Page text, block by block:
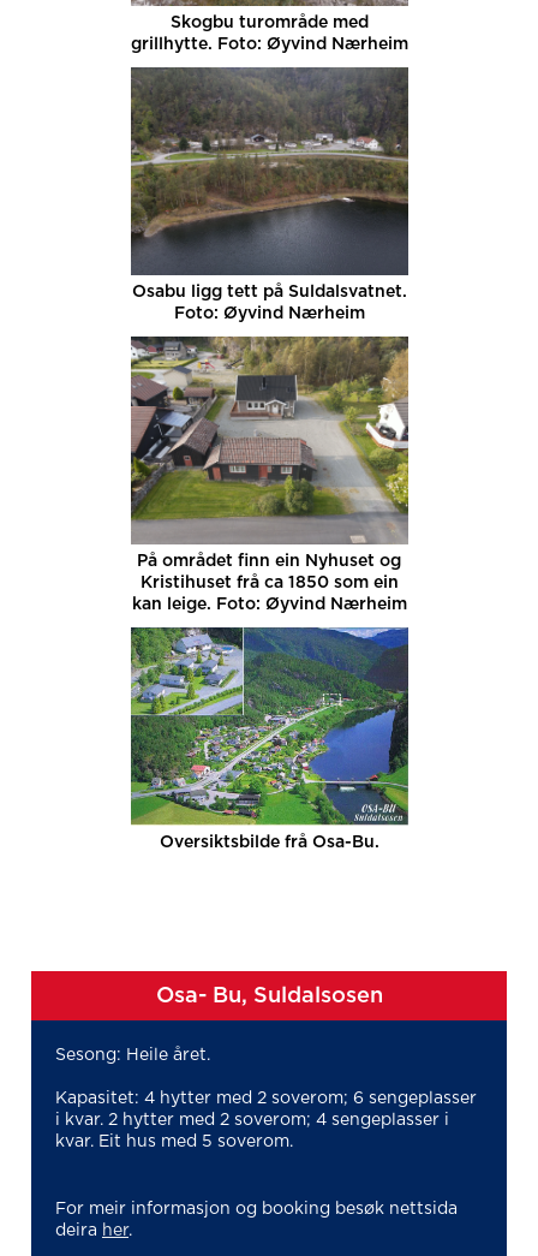
Skogbu turområde med
grillhytte. Foto: Øyvind Nærheim
Osabu ligg tett på Suldalsvatnet.
Foto: Øyvind Nærheim
På området finn ein Nyhuset og
Kristihuset frå ca 1850 som ein
kan leige. Foto: Øyvind Nærheim
Oversiktsbilde frå Osa-Bu.
Osa- Bu, Suldalsosen
Sesong: Heile året.
Kapasitet: 4 hytter med 2 soverom; 6 sengeplasser
i kvar. 2 hytter med 2 soverom; 4 sengeplasser i
kvar. Eit hus med 5 soverom.
For meir informasjon og booking besøk nettsida
deira her.